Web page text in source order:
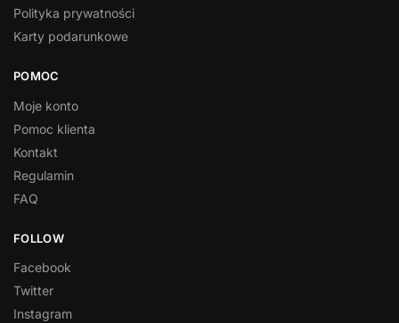
Polityka prywatności
Karty podarunkowe
POMOC
Moje konto
Pomoc klienta
Kontakt
Regulamin
FAQ
FOLLOW
Facebook
Twitter
Instagram